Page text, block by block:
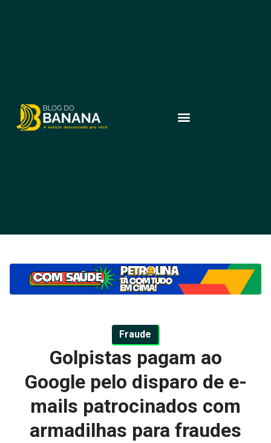
Fraude
Golpistas pagam ao
Google pelo disparo de e-
mails patrocinados com
armadilhas para fraudes